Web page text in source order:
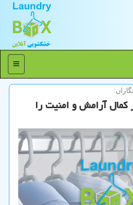
منو
كمال آرامش و امنیت را